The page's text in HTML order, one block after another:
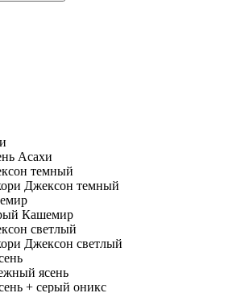
Асахи
Джексон темный
Кашемир
Джексон светлый
ясень